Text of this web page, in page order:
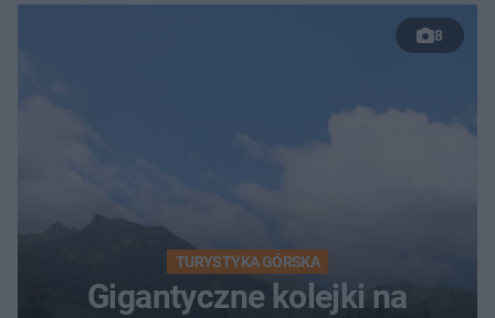
8
TURYSTYKA GÓRSKA
Gigantyczne kolejki na